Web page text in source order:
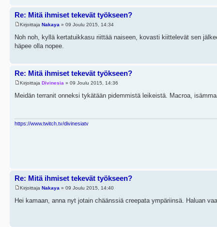
Re: Mitä ihmiset tekevät työkseen?
Kirjoittaja Nakaya » 09 Joulu 2015, 14:34
Noh noh, kyllä kertatuikkasu riittää naiseen, kovasti kiittelevät sen
häpee olla nopee.
Re: Mitä ihmiset tekevät työkseen?
Kirjoittaja Divinesia » 09 Joulu 2015, 14:36
Meidän terranit onneksi tykätään pidemmistä leikeistä. Macroa,
https://www.twitch.tv/divinesiatv
Re: Mitä ihmiset tekevät työkseen?
Kirjoittaja Nakaya » 09 Joulu 2015, 14:40
Hei kamaan, anna nyt jotain chäänssiä creepata ympäriinsä. Haluan